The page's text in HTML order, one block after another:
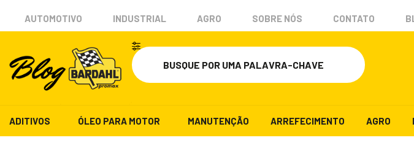
AUTOMOTIVO INDUSTRIAL AGRO SOBRE NÓS CONTATO
ADITIVOS ÓLEO PARA MOTOR MANUTENÇÃO ARREFECIMENTO AGRO